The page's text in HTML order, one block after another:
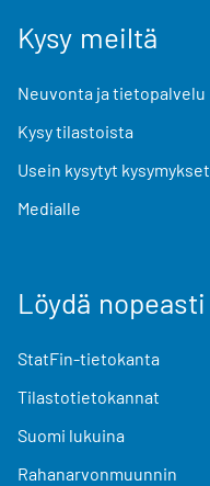
Kysy meiltä
Neuvonta ja tietopalvelu
Kysy tilastoista
Usein kysytyt kysymykset
Medialle
Löydä nopeasti
StatFin-tietokanta
Tilastotietokannat
Suomi lukuina
Rahanarvonmuunnin